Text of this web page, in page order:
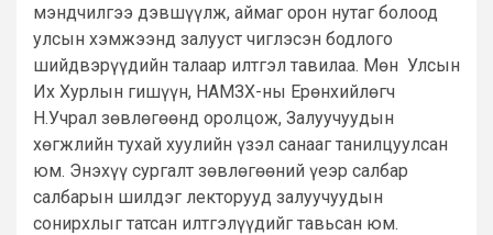
мэндчилгээ дэвшүүлж, аймаг орон нутаг болоод
улсын хэмжээнд залууст чиглэсэн бодлого
шийдвэрүүдийн талаар илтгэл тавилаа. Мөн Улсын
Их Хурлын гишүүн, НАМЗХ-ны Ерөнхийлөгч
Н.Учрал зөвлөгөөнд оролцож, Залуучуудын
хөгжлийн тухай хуулийн үзэл санааг танилцуулсан
юм. Энэхүү сургалт зөвлөгөөний үеэр салбар
салбарын шилдэг лекторууд залуучуудын
сонирхлыг татсан илтгэлүүдийг тавьсан юм.